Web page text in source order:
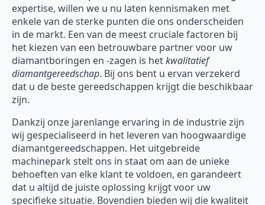
expertise, willen we u nu laten kennismaken met
enkele van de sterke punten die ons onderscheiden
in de markt. Een van de meest cruciale factoren bij
het kiezen van een betrouwbare partner voor uw
diamantboringen en -zagen is hetkwalitatief
diamantgereedschap. Bij ons bent u ervan verzekerd
dat u de beste gereedschappen krijgt die beschikbaar
zijn.
Dankzij onze jarenlange ervaring in de industrie zijn
wij gespecialiseerd in het leveren van hoogwaardige
diamantgereedschappen. Het uitgebreide
machinepark stelt ons in staat om aan de unieke
behoeften van elke klant te voldoen, en garandeert
dat u altijd de juiste oplossing krijgt voor uw
specifieke situatie. Bovendien bieden wij die kwaliteit